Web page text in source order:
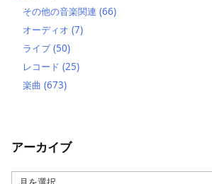
その他の音楽関連 (66)
オーディオ (7)
ライブ (50)
レコード (25)
楽曲 (673)
アーカイブ